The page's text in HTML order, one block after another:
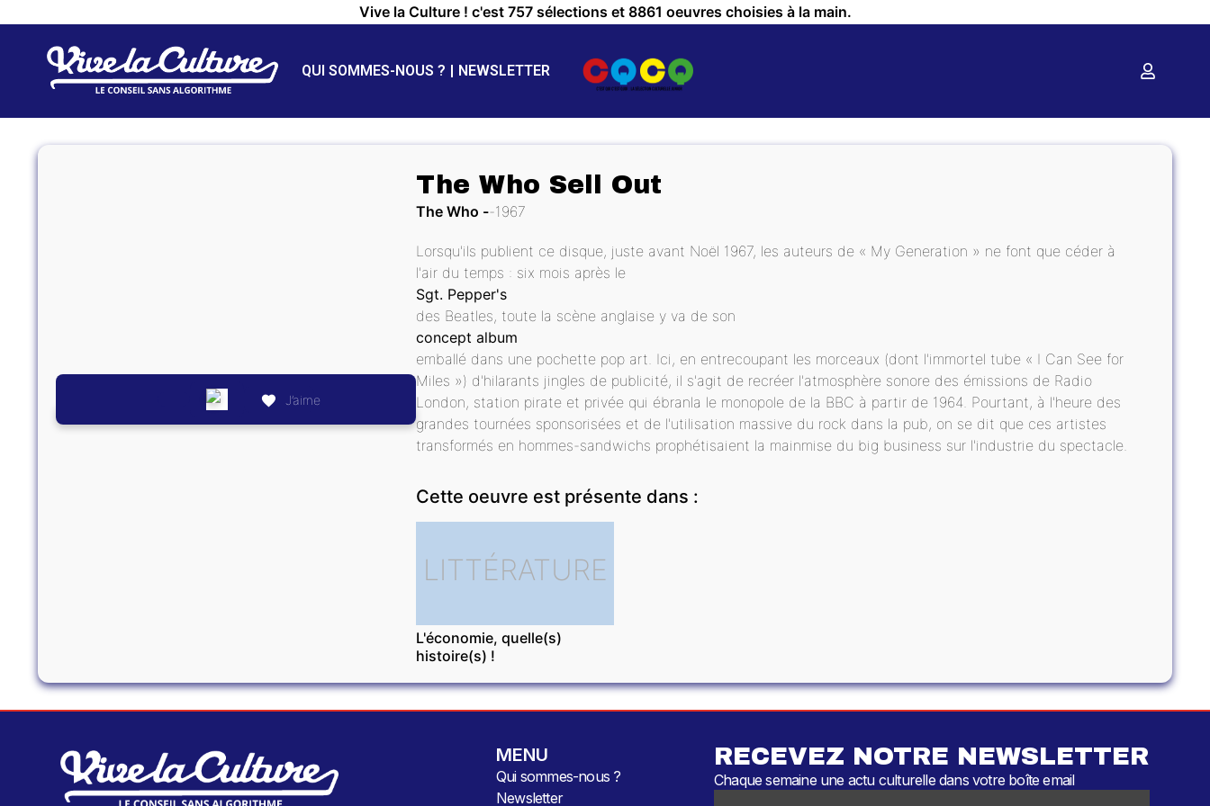
Vive la Culture ! c'est 757 sélections et 8861 oeuvres choisies à la main.
QUI SOMMES-NOUS ? NEWSLETTER
J’aime
The Who Sell Out
The Who 1967
Lorsqu'ils publient ce disque, juste avant Noël 1967, les auteurs de « My Generation » ne font que céder à
l'air du temps : six mois après le
Sgt. Pepper's
des Beatles, toute la scène anglaise y va de son
concept album
emballé dans une pochette pop art. Ici, en entrecoupant les morceaux (dont l'immortel tube « I Can See for
Miles ») d'hilarants jingles de publicité, il s'agit de recréer l'atmosphère sonore des émissions de Radio
London, station pirate et privée qui ébranla le monopole de la BBC à partir de 1964. Pourtant, à l'heure des
grandes tournées sponsorisées et de l'utilisation massive du rock dans la pub, on se dit que ces artistes
transformés en hommes-sandwichs prophétisaient la mainmise du big business sur l'industrie du spectacle.
Cette oeuvre est présente dans :
LITTÉRATURE
L'économie, quelle(s)
histoire(s) !
MENU
Qui sommes-nous ?
Newsletter
RECEVEZ NOTRE NEWSLETTER
Chaque semaine une actu culturelle dans votre boîte email